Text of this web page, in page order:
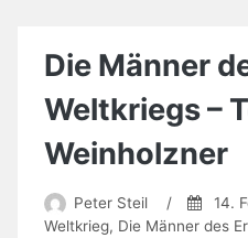
Die Männer
Weltkriegs –
Weinholzner
Peter Steil / 14.
Weltkrieg, Die Männer des